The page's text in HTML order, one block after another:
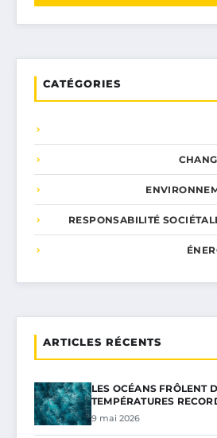
CATÉGORIES
RESPONSABILITÉ
ARTICLES RÉCENTS
LES OCÉANS FRÔLENT
TEMPÉRATURES
9 mai 2026